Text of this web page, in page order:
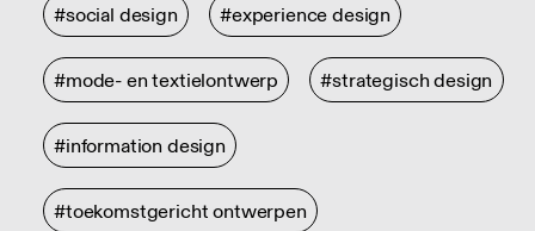
#social design #experience design
#mode- en textielontwerp #strategisch design
#information design
#toekomstgericht ontwerpen